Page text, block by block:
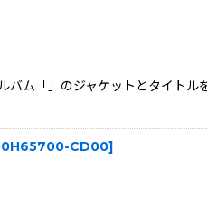
「」のジャケットとタイトル
CD00]